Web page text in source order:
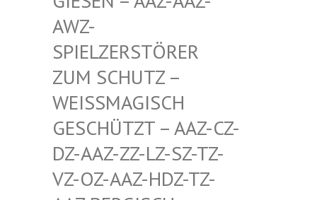
PIEL
ZERSTÖRER ZUM S
CHUTZ – WEISSM
AGISCH GESCHÜ
TZT – AAZ-CZ-DZ-AAZ
-ZZ-LZ-SZ-TZ-VZ-OZ-
AAZ-HDZ-TZ-AAZ BE